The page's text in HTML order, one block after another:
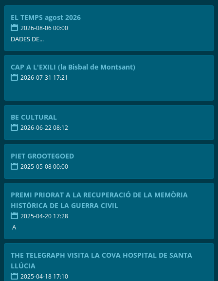
EL TEMPS agost 2026
2026-08-06 00:00
DADES DE...
CAP A L'EXILI (la Bisbal de Montsant)
2026-07-31 17:21
BE CULTURAL
2026-06-22 08:12
PIET GROOTEGOED
2025-05-08 00:00
PREMI PRIORAT A LA RECUPERACIÓ DE LA MEMÒRIA
HISTÒRICA DE LA GUERRA CIVIL
2025-04-20 17:28
A
THE TELEGRAPH VISITA LA COVA HOSPITAL DE SANTA
LLÚCIA
2025-04-18 17:10